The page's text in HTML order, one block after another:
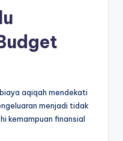
aqiqah mendekati
menjadi tidak
kemampuan finansial